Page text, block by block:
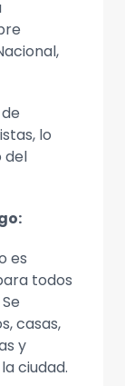
lo
del
es
todos
casas,
y
ciudad.